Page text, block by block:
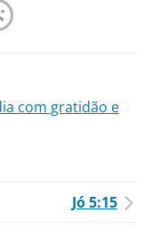
com gratidão e
Jó 5:15